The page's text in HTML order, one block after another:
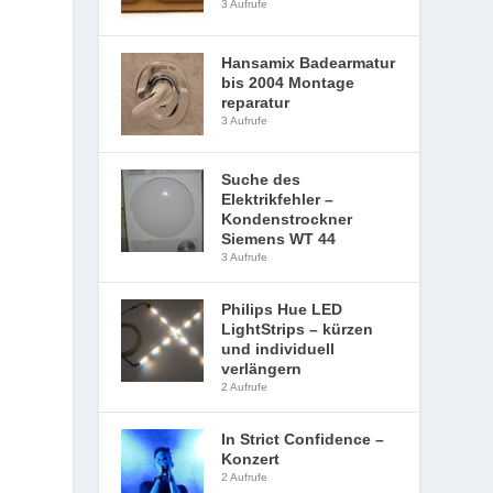
3 Aufrufe
Hansamix Badearmatur
bis 2004 Montage
reparatur
3 Aufrufe
Suche des
Elektrikfehler –
Kondenstrockner
Siemens WT 44
3 Aufrufe
Philips Hue LED
LightStrips – kürzen
und individuell
verlängern
2 Aufrufe
In Strict Confidence –
Konzert
2 Aufrufe